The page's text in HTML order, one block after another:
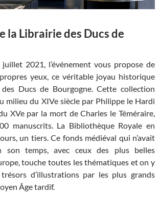
la Librairie des Ducs de
2021, l’événement vous propose de
yeux, ce véritable joyau historique
Ducs de Bourgogne. Cette collection
milieu du XIVe siècle par Philippe le Hardi
XVe par la mort de Charles le Téméraire,
manuscrits. La Bibliothèque Royale en
un tiers. Ce fonds médiéval qui n’avait
son temps, avec ceux des plus belles
touche toutes les thématiques et on y
d’illustrations par les plus grands
Âge tardif.